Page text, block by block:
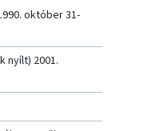
október 31-
nyílt) 2001.